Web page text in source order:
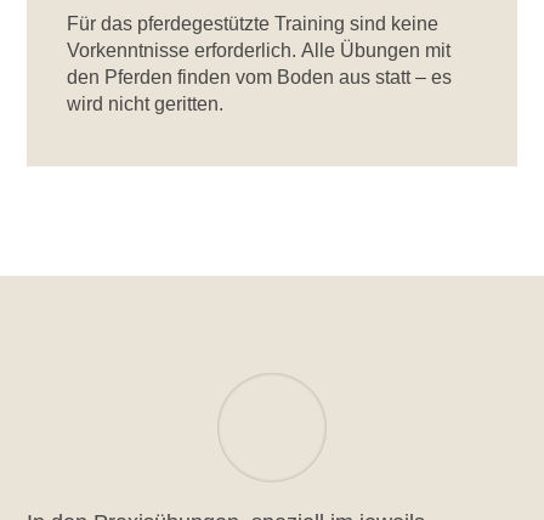
Für das pferdegestützte Training sind keine
Vorkenntnisse erforderlich. Alle Übungen mit
den Pferden finden vom Boden aus statt – es
wird nicht geritten.